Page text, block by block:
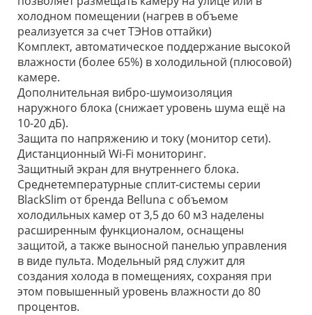
холодном помещении (нагрев в объеме
реализуется за счет ТЭНов оттайки)
Комплект, автоматическое поддержание высокой
влажности (более 65%) в холодильной (плюсовой)
камере.
Дополнительная вибро-шумоизоляция
наружного блока (снижает уровень шума ещё на
10-20 дБ).
Защита по напряжению и току (монитор сети).
Дистанционный Wi-Fi мониторинг.
Защитный экран для внутреннего блока.
Среднетемпературные сплит-системы серии
BlackSlim от бренда Belluna с объемом
холодильных камер от 3,5 до 60 м3 наделены
расширенным функционалом, оснащены
защитой, а также выносной панелью управления
в виде пульта. Модельный ряд служит для
создания холода в помещениях, сохраняя при
этом повышенный уровень влажности до 80
процентов.